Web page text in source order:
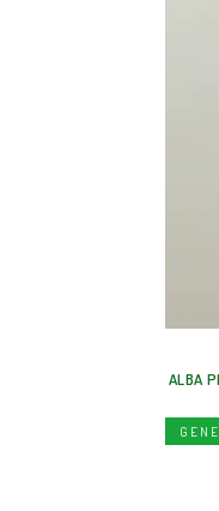
ALBA